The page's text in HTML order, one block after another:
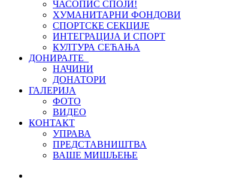
ЧАСОПИС СПОЈИ!
ХУМАНИТАРНИ ФОНДОВИ
СПОРТСКЕ СЕКЦИЈЕ
ИНТЕГРАЦИЈА И СПОРТ
КУЛТУРА СЕЋАЊА
ДОНИРАЈТЕ
НАЧИНИ
ДОНАТОРИ
ГАЛЕРИЈА
ФОТО
ВИДЕО
КОНТАКТ
УПРАВА
ПРЕДСТАВНИШТВА
ВАШЕ МИШЉЕЊЕ